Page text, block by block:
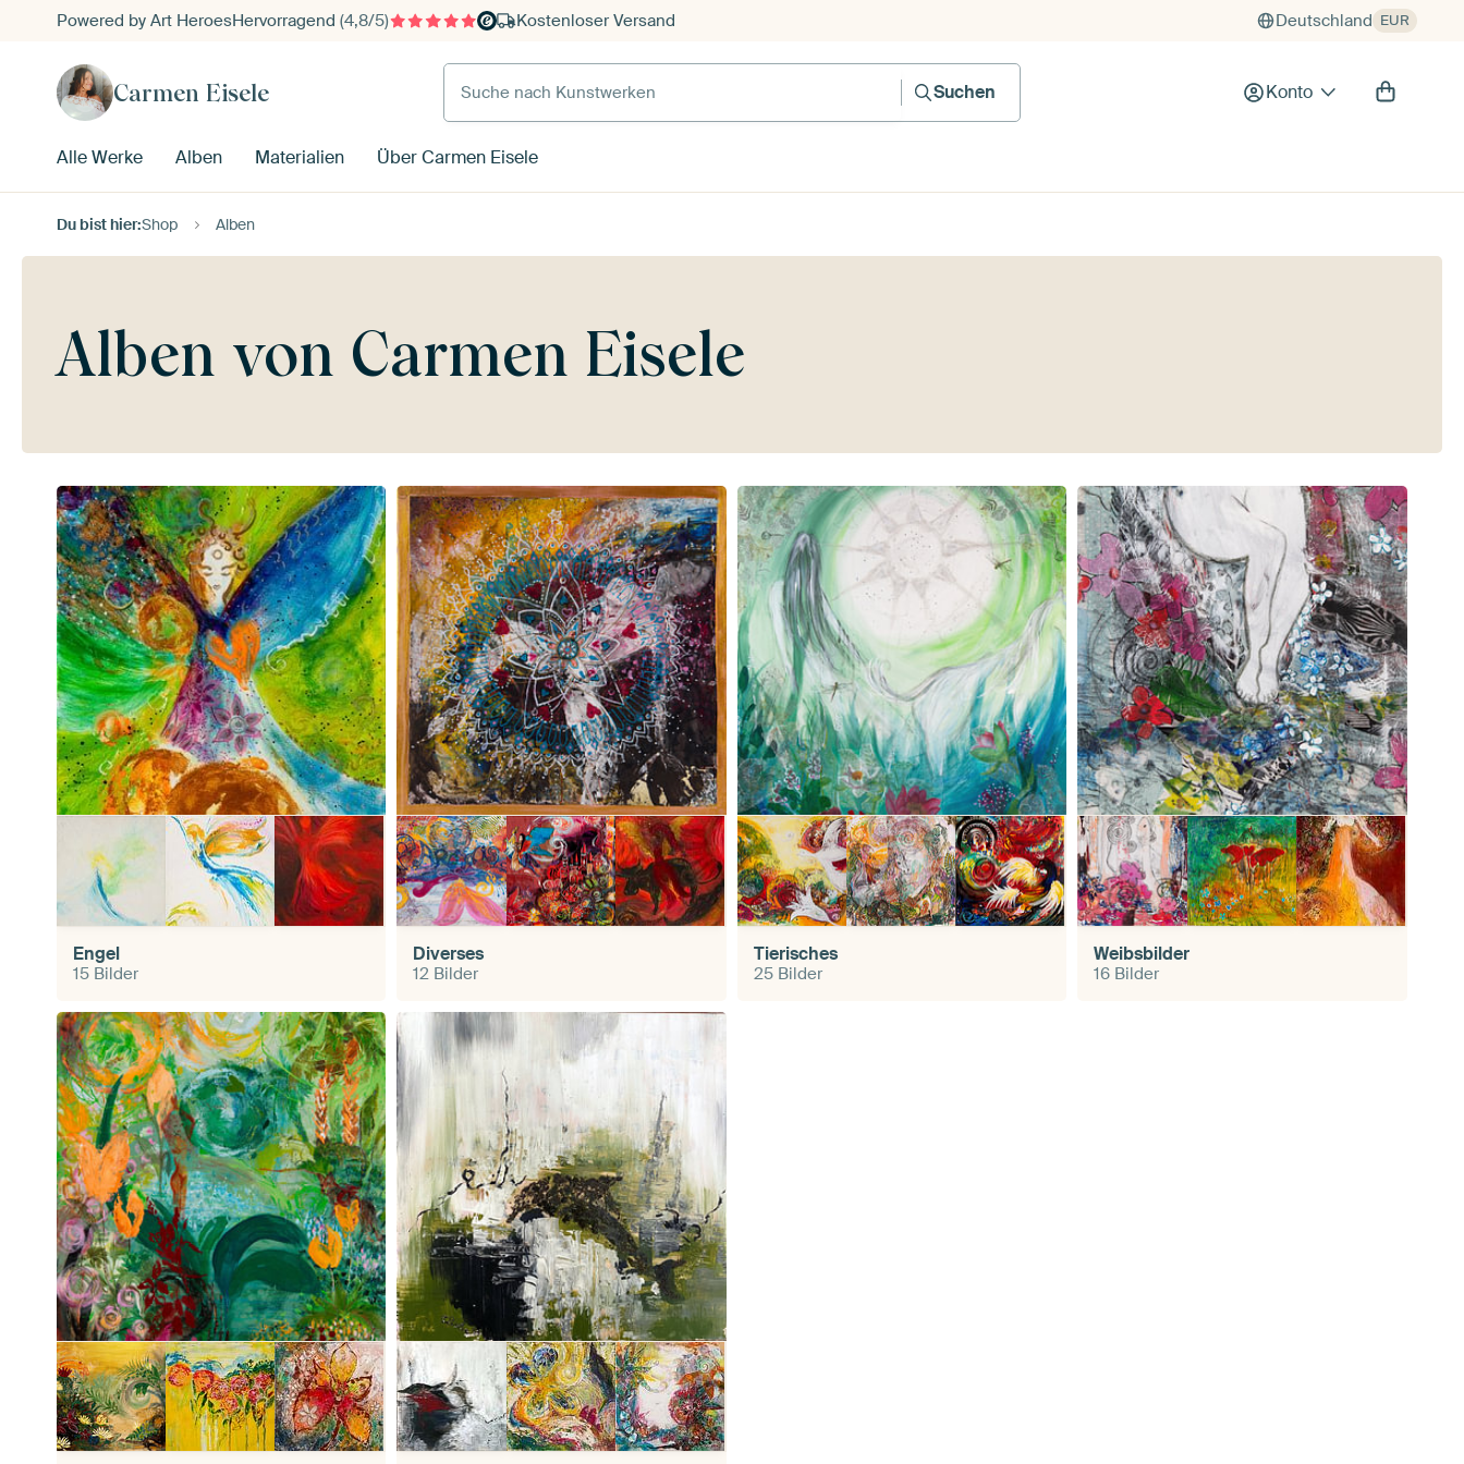
Powered by Art HeroesHervorragend (4,8/5) Kostenloser Versand Deutschland EUR
Carmen Eisele
Suche nach Kunstwerken
Suchen
Konto
Alle Werke Alben Materialien Über Carmen Eisele
Du bist hier:Shop Alben
Alben von Carmen Eisele
Engel
15 Bilder
Diverses
12 Bilder
Tierisches
25 Bilder
Weibsbilder
16 Bilder